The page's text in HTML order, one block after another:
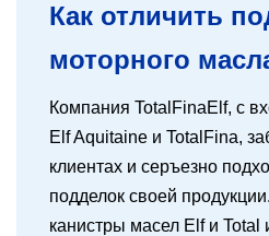
Как отличить
моторного
Компания TotalFinaElf, с
Elf Aquitaine и TotalFina,
клиентах и серъезно
подделок своей
канистры масел Elf и